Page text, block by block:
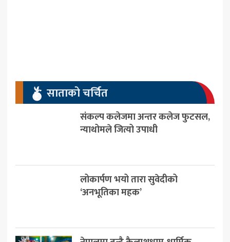
साताको चर्चित
संकल्प कलेजमा अन्तर कलेज फुटसल,
न्याथोमले जित्यो उपाधी
लोकार्पण भयो तारा सुवेदीको
‘अनभूतिका महक’